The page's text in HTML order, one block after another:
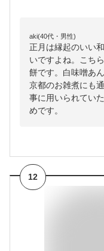
aki(40代・男性)
正月は縁起のいい
いですよね。こち
餅です。白味噌あ
京都のお雑煮にも
事に用いられてい
めです。
12